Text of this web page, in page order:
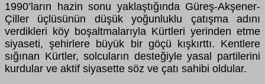
1990’ların hazin sonu yaklaştığında Güreş-Akşener-
Çiller üçlüsünün düşük yoğunluklu çatışma adını
verdikleri köy boşaltmalarıyla Kürtleri yerinden etme
siyaseti, şehirlere büyük bir göçü kışkırttı. Kentlere
sığınan Kürtler, solcuların desteğiyle yasal partilerini
kurdular ve aktif siyasette söz ve çatı sahibi oldular.